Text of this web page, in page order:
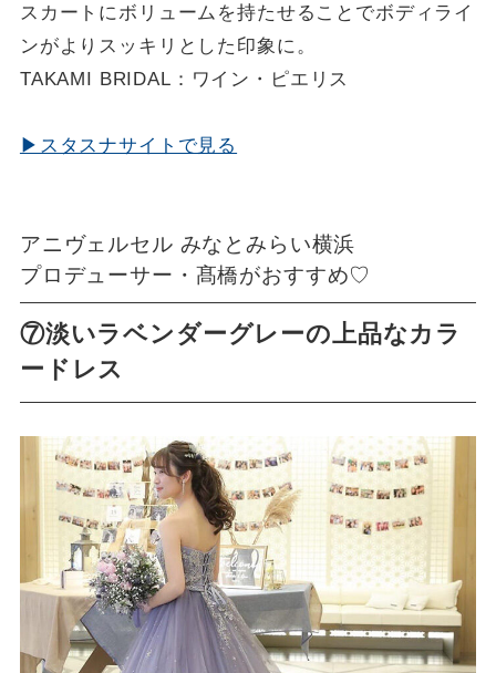
スカートにボリュームを持たせることでボディライ
ンがよりスッキリとした印象に。
TAKAMI BRIDAL：ワイン・ピエリス
▶スタスナサイトで見る
アニヴェルセル みなとみらい横浜
プロデューサー・髙橋がおすすめ♡
⑦淡いラベンダーグレーの上品なカラ
ードレス